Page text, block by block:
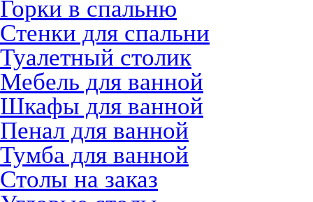
Горки в спальню
Стенки для спальни
Туалетный столик
Мебель для ванной
Шкафы для ванной
Пенал для ванной
Тумба для ванной
Столы на заказ